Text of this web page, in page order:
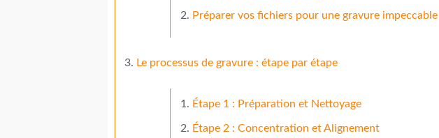
Préparer vos fichiers pour une gravure impeccable
Le processus de gravure : étape par étape
Étape 1 : Préparation et Nettoyage
Étape 2 : Concentration et Alignement